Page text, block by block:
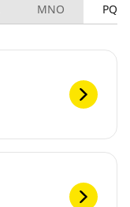
MNO PQRS